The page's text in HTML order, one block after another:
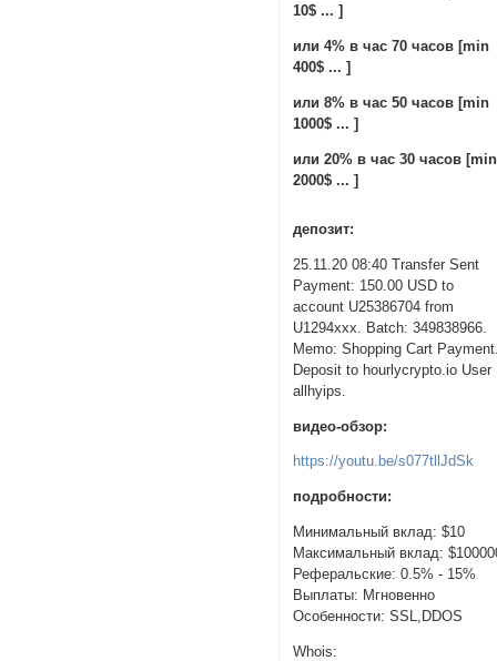
10$ ... ]
или 4% в час 70 часов [min
400$ ... ]
или 8% в час 50 часов [min
1000$ ... ]
или 20% в час 30 часов [min
2000$ ... ]
депозит:
25.11.20 08:40 Transfer Sent
Payment: 150.00 USD to
account U25386704 from
U1294xxx. Batch: 349838966.
Memo: Shopping Cart
Deposit to hourlycrypto.io User
allhyips.
видео-обзор:
https://youtu.be/s077tllJdSk
подробности:
Минимальный вклад: $10
Максимальный вклад:
Реферальские: 0.5% - 15%
Выплаты: Мгновенно
Особенности: SSL,DDOS
Whois: